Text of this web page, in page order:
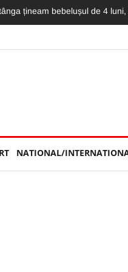
țineam bebelușul de 4
NATIONAL/